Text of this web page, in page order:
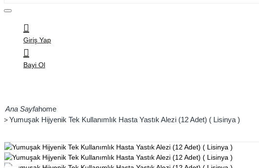
Giriş Yap
Bayi Ol
home
Yumuşak Hijyenik Tek Kullanımlık Hasta Yastık Alezi (12 Adet) ( Lisinya )